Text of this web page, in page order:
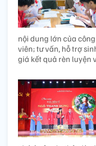
nội dung lớn của
viên; tư vấn, hỗ trợ
giá kết quả rèn luyện